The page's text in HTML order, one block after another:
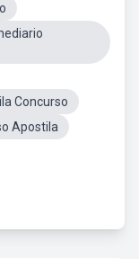
Concurso
Apostila